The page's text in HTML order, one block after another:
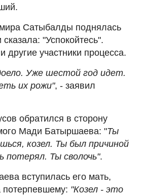
Сатыбалды поднялась
"Успокойтесь".
другие участники процесса.
Уже шестой год идет.
их рожи", - заявил
обратился в сторону
Мади Батыршаева: "Ты
козел. Ты был причиной
Ты сволочь".
вступилась его мать,
потерпевшему: "Козел - это